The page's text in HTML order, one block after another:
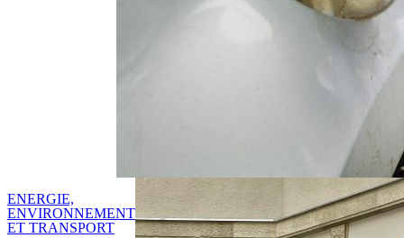
ENERGIE,
ENVIRONNEMENT
ET TRANSPORT